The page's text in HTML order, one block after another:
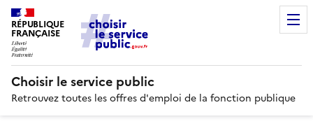
RÉPUBLIQUE
FRANÇAISE
Choisir le service public
Retrouvez toutes les offres d'emploi de la fonction publique